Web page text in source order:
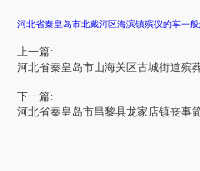
河北省秦皇岛市北戴河区海滨镇殡仪的车一般
上一篇:
河北省秦皇岛市山海关区古城街道殡
下一篇:
河北省秦皇岛市昌黎县龙家店镇丧事